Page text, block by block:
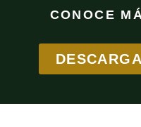
CONOCE